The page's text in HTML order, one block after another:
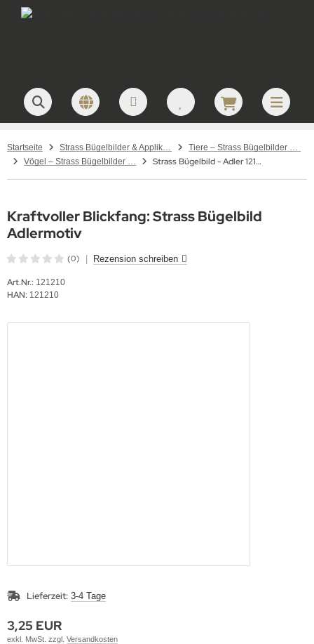
Startseite Strass Bügelbilder & Applikationen zum Aufbügeln
Tiere – Strass Bügelbilder & Motive
Vögel – Strass Bügelbilder & Motive
Strass Bügelbild - Adler 121210 Applikation Motiv
Kraftvoller Blickfang: Strass Bügelbild
Adlermotiv
(0) Rezension schreiben
Art.Nr.: 121210
HAN: 121210
Lieferzeit: 3-4 Tage
3,25 EUR
exkl. MwSt. zzgl. Versandkosten